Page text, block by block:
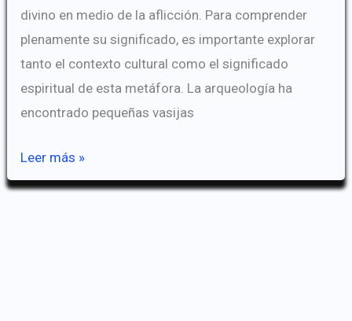
divino en medio de la aflicción. Para comprender
plenamente su significado, es importante explorar
tanto el contexto cultural como el significado
espiritual de esta metáfora. La arqueología ha
encontrado pequeñas vasijas
La
Redoma
Leer más »